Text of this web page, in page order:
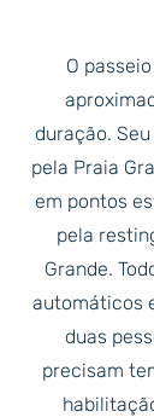
O
duração.
pela Praia
em pontos
pela
Grande.
automáticos
duas
precisam